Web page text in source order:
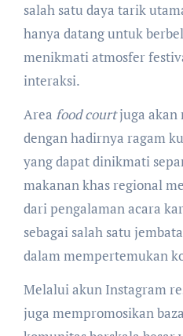
salah satu daya tarik
hanya datang untuk
menikmati atmosfer
interaksi.
Area food courtjuga
dengan hadirnya ragam
yang dapat dinikmati
makanan khas regional
dari pengalaman acara
sebagai salah satu
dalam mempertemukan
Melalui akun Instagram
juga mempromosikan